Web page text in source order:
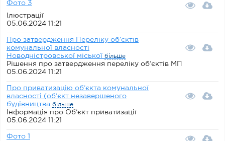
Фото 3
Ілюстрації
05.06.2024 11:21
Про затвердження Переліку об’єктів
комунальної власності
Новодністровської міської більше
Рішення про затвердження переліку об’єктів МП
05.06.2024 11:21
Про приватизацію об’єкта комунальної
власності (об’єкт незавершеного
будівництва більше
Інформація про Об’єкт приватизації
05.06.2024 11:21
Фото 1